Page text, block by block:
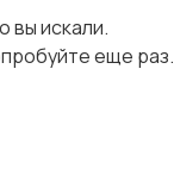
вы искали.
еще раз.